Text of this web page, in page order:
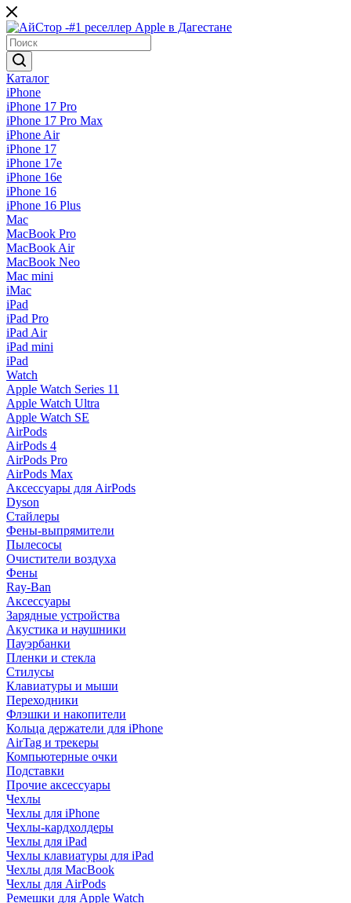
Каталог
iPhone
iPhone 17 Pro
iPhone 17 Pro Max
iPhone Air
iPhone 17
iPhone 17e
iPhone 16e
iPhone 16
iPhone 16 Plus
Mac
MacBook Pro
MacBook Air
MacBook Neo
Mac mini
iMac
iPad
iPad Pro
iPad Air
iPad mini
iPad
Watch
Apple Watch Series 11
Apple Watch Ultra
Apple Watch SE
AirPods
AirPods 4
AirPods Pro
AirPods Max
Аксессуары для AirPods
Dyson
Стайлеры
Фены-выпрямители
Пылесосы
Очистители воздуха
Фены
Ray-Ban
Аксессуары
Зарядные устройства
Акустика и наушники
Пауэрбанки
Пленки и стекла
Стилусы
Клавиатуры и мыши
Переходники
Флэшки и накопители
Кольца держатели для iPhone
AirTag и трекеры
Компьютерные очки
Подставки
Прочие аксессуары
Чехлы
Чехлы для iPhone
Чехлы-кардхолдеры
Чехлы для iPad
Чехлы клавиатуры для iPad
Чехлы для MacBook
Чехлы для AirPods
Ремешки для Apple Watch